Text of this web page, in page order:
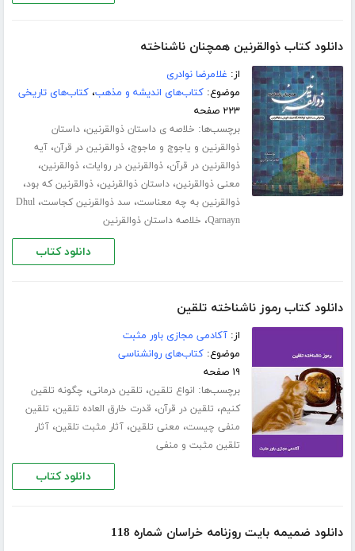
دانلود کتاب ذوالقرنین همچنان ناشناخته
از: غلامرضا نوادری
موضوع:کتاب‌های اندیشه و مذهب،کتاب‌های تاریخی
۲۲۳ صفحه
برچسب‌ها: خلاصه ی داستان ذوالقرنین،داستان
ذوالقرنین و یاجوج و ماجوج،ذوالقرنین در قرآن،آیه
ذوالقرنین در قرآن،ذوالقرنین در روایات،ذوالقرنین،
معنی ذوالقرنین،داستان ذوالقرنین،ذوالقرنین که بود،
ذوالقرنین به چه معناست، سد ذوالقرنین کجاست،Dhul
Qarnayn، خلاصه داستان ذوالقرنین
دانلود کتاب
دانلود کتاب رموز ناشناخته تلقین
از:آکادمی مجازی باور مثبت
موضوع:کتاب‌های روانشناسی
۱۹ صفحه
برچسب‌ها: انواع تلقین، تلقین درمانی، چگونه تلقین
کنیم، تلقین در قرآن، قدرت خارق العاده تلقین، تلقین
منفی چیست، معنی تلقین،آثار مثبت تلقین،آثار
تلقین مثبت و منفی
دانلود کتاب
دانلود ضمیمه بایت روزنامه خراسان شماره 118